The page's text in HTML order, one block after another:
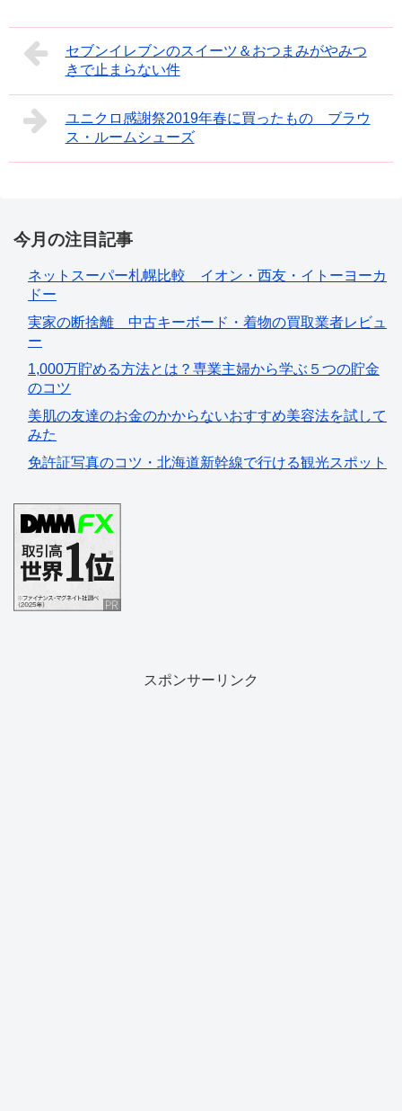
セブンイレブンのスイーツ＆おつまみがやみつ
きで止まらない件
ユニクロ感謝祭2019年春に買ったもの ブラウ
ス・ルームシューズ
今月の注目記事
ネットスーパー札幌比較 イオン・西友・イトーヨーカ
ドー
実家の断捨離 中古キーボード・着物の買取業者レビュ
ー
1,000万貯める方法とは？専業主婦から学ぶ５つの貯金
のコツ
美肌の友達のお金のかからないおすすめ美容法を試して
みた
免許証写真のコツ・北海道新幹線で行ける観光スポット
スポンサーリンク